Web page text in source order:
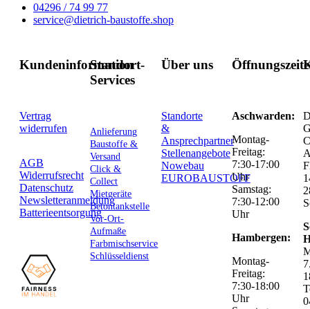
04296 / 74 99 77
service@dietrich-baustoffe.shop
Kundeninformation
Vertrag
widerrufen
AGB
Widerrufsrecht
Datenschutz
Newsletteranmeldung
Batterieentsorgung
Standort-
Services
Anlieferung
Baustoffe &
Versand
Click &
Collect
Mietgeräte
Betontankstelle
Vor-Ort-
Aufmaße
Farbmischservice
Schlüsseldienst
Über uns
Standorte
&
Ansprechpartner
Stellenangebote
Nowebau
EUROBAUSTOFF
Aschwarden:
Montag-
Freitag:
7:30-17:00
Uhr
Samstag:
7:30-12:00
Uhr
Hambergen:
Montag-
Freitag:
7:30-18:00
Uhr